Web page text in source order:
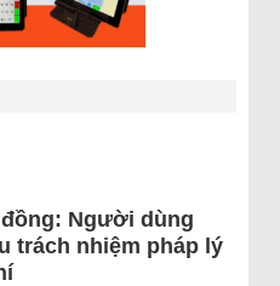
Người dùng
trách nhiệm pháp lý